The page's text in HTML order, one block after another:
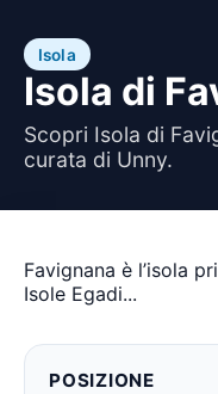
Isola
Isola di
Scopri Isola di
curata di Unny.
Favignana è l’isola
Isole Egadi...
POSIZIONE